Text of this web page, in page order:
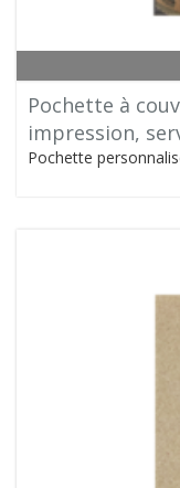
Pochette à
impression,
Pochette